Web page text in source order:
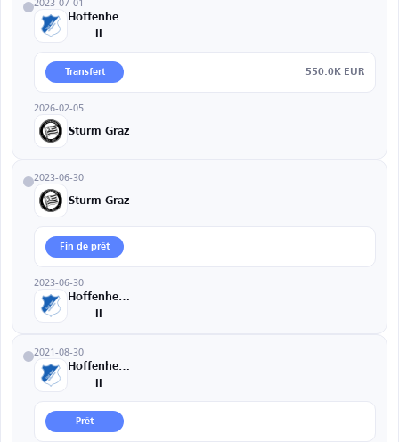
Hoffenheim
Transfert 550.0K EUR
2026-02-05
Sturm Graz
2023-06-30
Sturm Graz
Fin de prêt
2023-06-30
Hoffenheim
2021-08-30
Hoffenheim
Prêt